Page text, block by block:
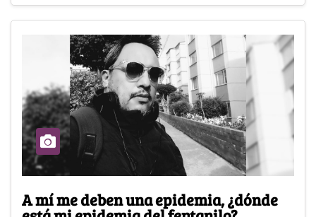
A mí me deben una epidemia, ¿dónde